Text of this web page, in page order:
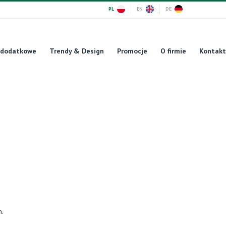
PL EN DE
Trendy & Design Promocje O firmie Kontakt